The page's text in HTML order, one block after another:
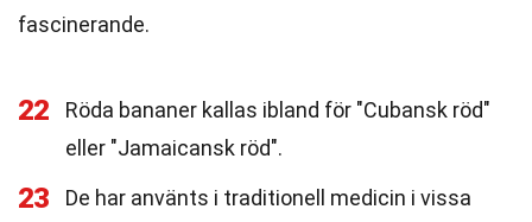
fascinerande.
22
Röda bananer kallas ibland för "Cubansk röd"
eller "Jamaicansk röd".
23
De har använts i traditionell medicin i vissa